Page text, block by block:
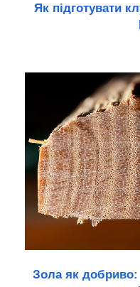
Як підготувати
Зола як добриво: